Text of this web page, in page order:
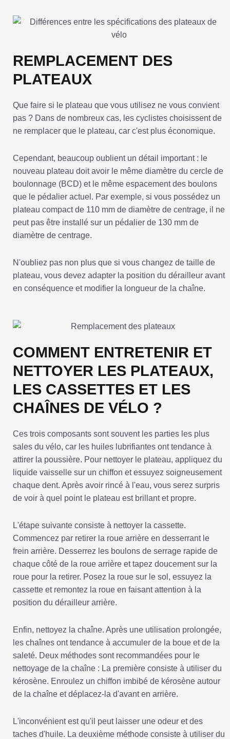
REMPLACEMENT DES
PLATEAUX
Que faire si le plateau que vous utilisez ne vous convient
pas ? Dans de nombreux cas, les cyclistes choisissent de
ne remplacer que le plateau, car c'est plus économique.
Cependant, beaucoup oublient un détail important : le
nouveau plateau doit avoir le même diamètre du cercle de
boulonnage (BCD) et le même espacement des boulons
que le pédalier actuel. Par exemple, si vous possédez un
plateau compact de 110 mm de diamètre de centrage, il ne
peut pas être installé sur un pédalier de 130 mm de
diamètre de centrage.
N'oubliez pas non plus que si vous changez de taille de
plateau, vous devez adapter la position du dérailleur avant
en conséquence et modifier la longueur de la chaîne.
COMMENT ENTRETENIR ET
NETTOYER LES PLATEAUX,
LES CASSETTES ET LES
CHAÎNES DE VÉLO ?
Ces trois composants sont souvent les parties les plus
sales du vélo, car les huiles lubrifiantes ont tendance à
attirer la poussière. Pour nettoyer le plateau, appliquez du
liquide vaisselle sur un chiffon et essuyez soigneusement
chaque dent. Après avoir rincé à l'eau, vous serez surpris
de voir à quel point le plateau est brillant et propre.
L'étape suivante consiste à nettoyer la cassette.
Commencez par retirer la roue arrière en desserrant le
frein arrière. Desserrez les boulons de serrage rapide de
chaque côté de la roue arrière et tapez doucement sur la
roue pour la retirer. Posez la roue sur le sol, essuyez la
cassette et remontez la roue en faisant attention à la
position du dérailleur arrière.
Enfin, nettoyez la chaîne. Après une utilisation prolongée,
les chaînes ont tendance à accumuler de la boue et de la
saleté. Deux méthodes sont recommandées pour le
nettoyage de la chaîne : La première consiste à utiliser du
kérosène. Enroulez un chiffon imbibé de kérosène autour
de la chaîne et déplacez-la d'avant en arrière.
L'inconvénient est qu'il peut laisser une odeur et des
taches d'huile. La deuxième méthode consiste à utiliser du